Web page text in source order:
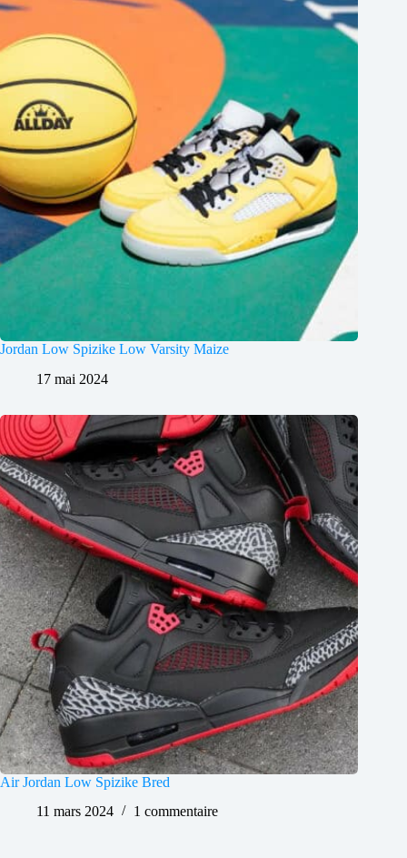
Jordan Low Spizike Low Varsity Maize
17 mai 2024
Air Jordan Low Spizike Bred
11 mars 2024
1 commentaire